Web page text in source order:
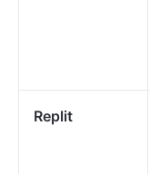
Replit